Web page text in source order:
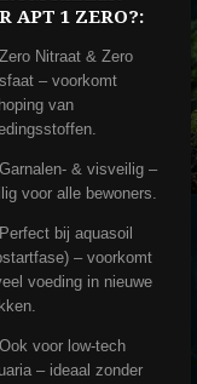
APT 1 ZERO?:
Nitraat & Zero
– voorkomt
van
& visveilig –
voor alle bewoners.
bij aquasoil
– voorkomt
voeding in nieuwe
voor low-tech
– ideaal zonder